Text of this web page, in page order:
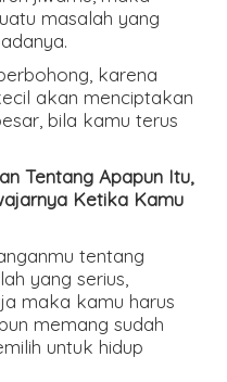
masalah yang
karena
akan menciptakan
bila kamu terus
Tentang Apapun Itu,
Ketika Kamu
tentang
yang serius,
maka kamu harus
memang sudah
untuk hidup